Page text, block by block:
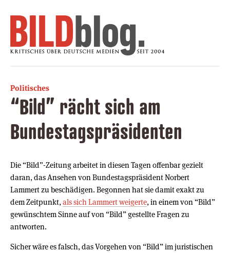
Politisches
“Bild” rächt sich am
Bundestagspräsidenten
Die “Bild”-Zeitung arbeitet in diesen Tagen offenbar gezielt
daran, das Ansehen von Bundestagspräsident Norbert
Lammert zu beschädigen. Begonnen hat sie damit exakt zu
dem Zeitpunkt, als sich Lammert weigerte, in einem von “Bild”
gewünschtem Sinne auf von “Bild” gestellte Fragen zu
antworten.
Sicher wäre es falsch, das Vorgehen von “Bild” im juristischen